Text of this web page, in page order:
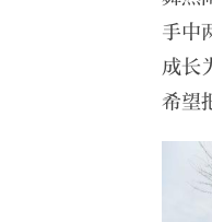
手中
成长
希望